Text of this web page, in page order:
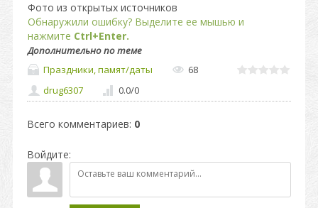
Фото из открытых источников
Обнаружили ошибку? Выделите ее мышью и
нажмите Ctrl+Enter.
Дополнительно по теме
Праздники, памят/даты
68
drug6307
0.0/0
Всего комментариев: 0
Войдите: